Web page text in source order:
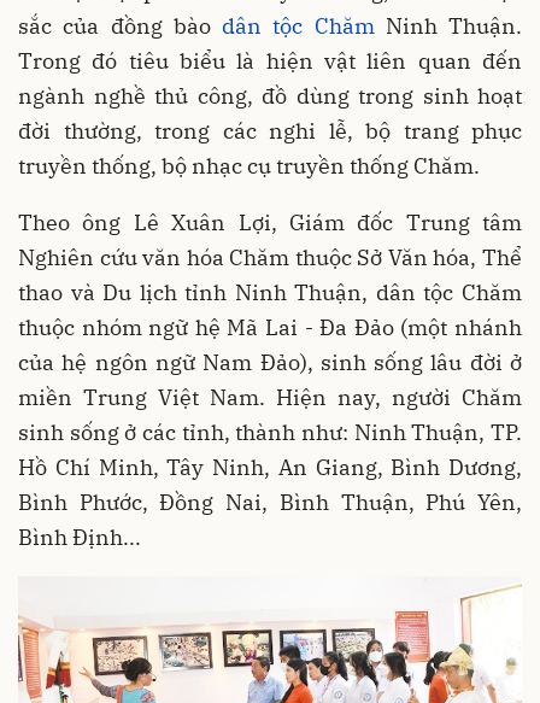
sắc của đồng bào dân tộc ChămNinh Thuận.
Trong đó tiêu biểu là hiện vật liên quan đến
ngành nghề thủ công, đồ dùng trong sinh hoạt
đời thường, trong các nghi lễ, bộ trang phục
truyền thống, bộ nhạc cụ truyền thống Chăm.
Theo ông Lê Xuân Lợi, Giám đốc Trung tâm
Nghiên cứu văn hóa Chăm thuộc Sở Văn hóa, Thể
thao và Du lịch tỉnh Ninh Thuận, dân tộc Chăm
thuộc nhóm ngữ hệ Mã Lai - Đa Đảo (một nhánh
của hệ ngôn ngữ Nam Đảo), sinh sống lâu đời ở
miền Trung Việt Nam. Hiện nay, người Chăm
sinh sống ở các tỉnh, thành như: Ninh Thuận, TP.
Hồ Chí Minh, Tây Ninh, An Giang, Bình Dương,
Bình Phước, Đồng Nai, Bình Thuận, Phú Yên,
Bình Định...